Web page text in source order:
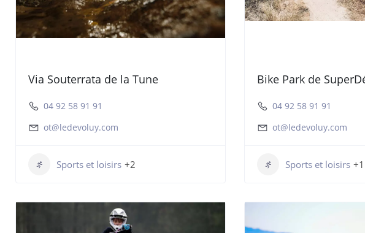
Via Souterrata de la Tune
04 92 58 91 91
ot@ledevoluy.com
Sports et loisirs +2
Bike Park de
04 92 58 91 91
ot@ledevoluy.com
Sports et loisirs +1